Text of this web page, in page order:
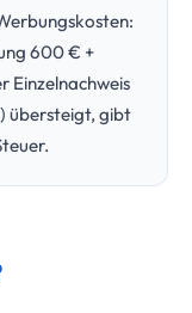
600 € +
Einzelnachweis
übersteigt, gibt